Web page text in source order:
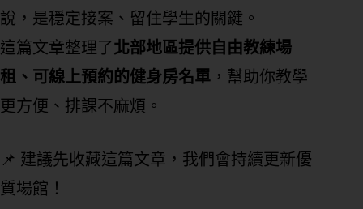
說，是穩定接案、留住學生的關鍵。
這篇文章整理了北部地區提供自由教練場
租、可線上預約的健身房名單 ，幫助你教學
更方便、排課不麻煩。
📌 建議先收藏這篇文章，我們會持續更新優
質場館！